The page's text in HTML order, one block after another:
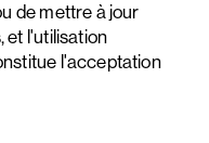
de mettre à jour
et l'utilisation
l'acceptation